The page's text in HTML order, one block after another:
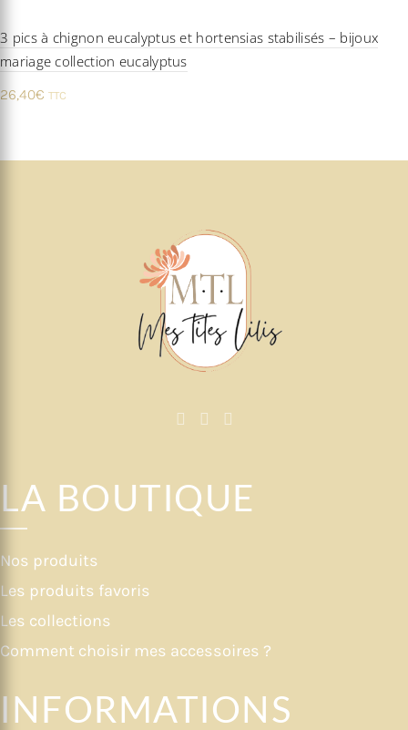
3 pics à chignon eucalyptus et hortensias stabilisés – bijoux
mariage collection eucalyptus
26,40€ TTC
LA BOUTIQUE
Nos produits
Les produits favoris
Les collections
Comment choisir mes accessoires ?
INFORMATIONS